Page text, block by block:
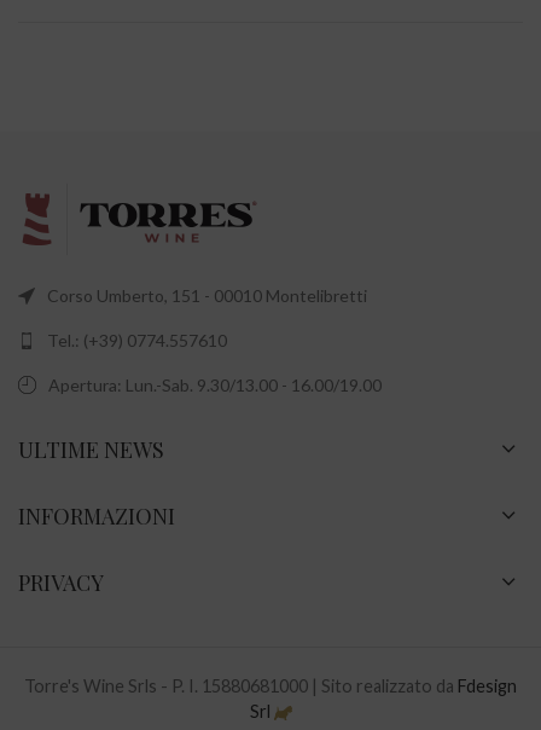
Corso Umberto, 151 - 00010 Montelibretti
Tel.: (+39) 0774.557610
Apertura: Lun.-Sab. 9.30/13.00 - 16.00/19.00
ULTIME NEWS
INFORMAZIONI
PRIVACY
Torre's Wine Srls - P. I. 15880681000 | Sito realizzato da Fdesign
Srl